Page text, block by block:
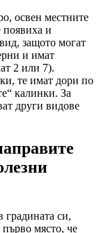
освен местните
появиха и
защото могат
и имат
2 или 7).
те имат дори по
калинки. За
други видове
си,
място, че